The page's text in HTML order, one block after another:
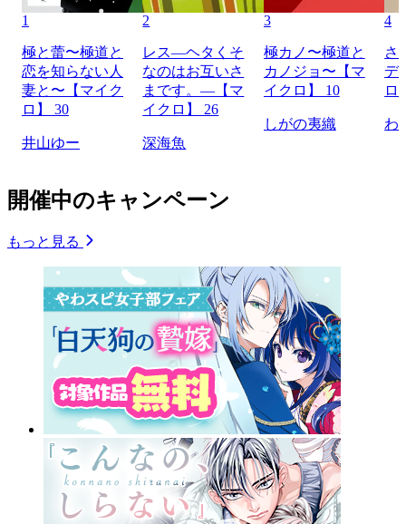
1
極と蕾〜極道と
恋を知らない人
妻と〜【マイク
ロ】 30
井山ゆー
2
レス―ヘタくそ
なのはお互いさ
まです。―【マ
イクロ】 26
深海魚
3
極カノ〜極道と
カノジョ〜【マ
イクロ】 10
しがの夷織
4
さ
デ
ロ
わ
開催中のキャンペーン
もっと見る